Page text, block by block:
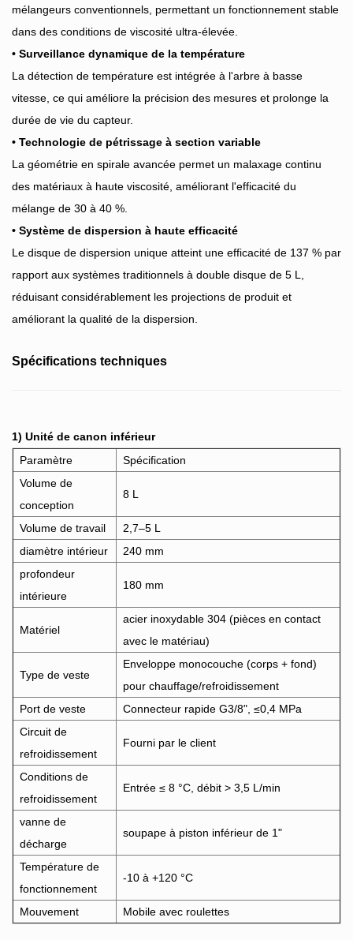
mélangeurs conventionnels, permettant un fonctionnement stable
dans des conditions de viscosité ultra-élevée.
• Surveillance dynamique de la température
La détection de température est intégrée à l'arbre à basse
vitesse, ce qui améliore la précision des mesures et prolonge la
durée de vie du capteur.
• Technologie de pétrissage à section variable
La géométrie en spirale avancée permet un malaxage continu
des matériaux à haute viscosité, améliorant l'efficacité du
mélange de 30 à 40 %.
• Système de dispersion à haute efficacité
Le disque de dispersion unique atteint une efficacité de 137 % par
rapport aux systèmes traditionnels à double disque de 5 L,
réduisant considérablement les projections de produit et
améliorant la qualité de la dispersion.
Spécifications techniques
1) Unité de canon inférieur
Paramètre
Spécification
Volume de
conception
8 L
Volume de travail
2,7–5 L
diamètre intérieur
240 mm
profondeur
intérieure
180 mm
Matériel
acier inoxydable 304 (pièces en contact
avec le matériau)
Type de veste
Enveloppe monocouche (corps + fond)
pour chauffage/refroidissement
Port de veste
Connecteur rapide G3/8", ≤0,4 MPa
Circuit de
refroidissement
Fourni par le client
Conditions de
refroidissement
Entrée ≤ 8 °C, débit > 3,5 L/min
vanne de
décharge
soupape à piston inférieur de 1"
Température de
fonctionnement
-10 à +120 °C
Mouvement Mobile avec roulettes